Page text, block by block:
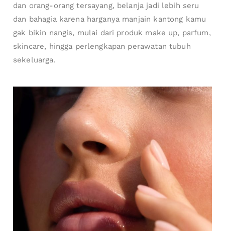
dan orang-orang tersayang, belanja jadi lebih seru
dan bahagia karena harganya manjain kantong kamu
gak bikin nangis, mulai dari produk make up, parfum,
skincare, hingga perlengkapan perawatan tubuh
sekeluarga.